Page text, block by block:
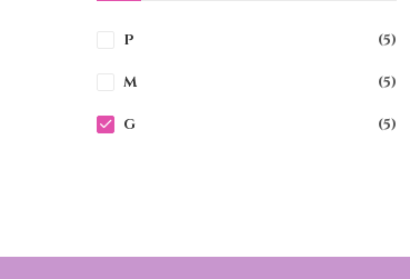
P (5)
M (5)
G (5)